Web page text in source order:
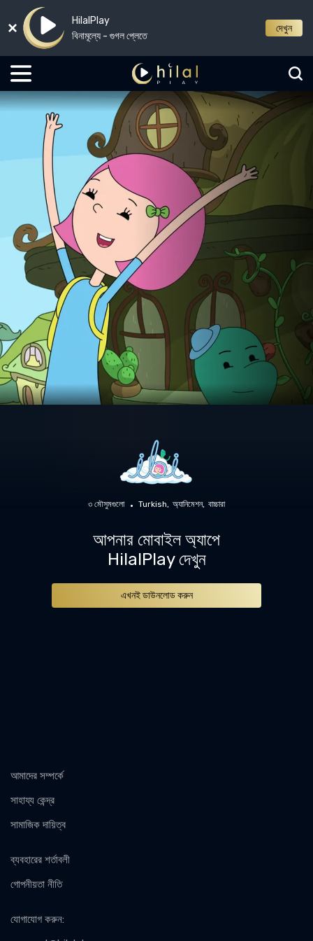
HilalPlay
বিনামূল্যে - গুগল প্লেতে
দেখুন
৩ মৌসুমগুলো Turkish অ্যানিমেশন বাচ্চারা
আপনার মোবাইল অ্যাপে
HilalPlay দেখুন
এখনই ডাউনলোড করুন
আমাদের সম্পর্কে
সাহায্য কেন্দ্র
সামাজিক দায়িত্ব
ব্যবহারের শর্তাবলী
গোপনীয়তা নীতি
যোগাযোগ করুন: